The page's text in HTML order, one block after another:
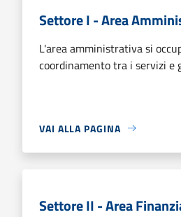
Settore I - Area
L'area amministrativa si
coordinamento tra i servizi e
VAI ALLA PAGINA
Settore II - Area